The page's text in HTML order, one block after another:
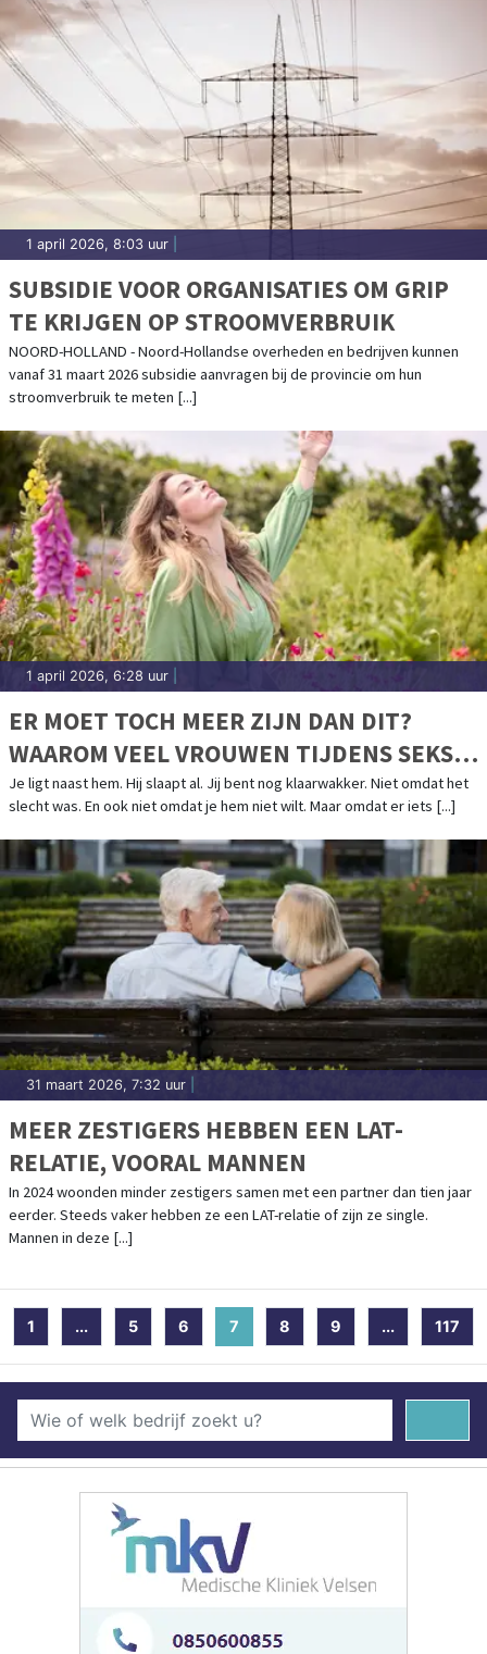
1 april 2026, 8:03 uur
SUBSIDIE VOOR ORGANISATIES OM GRIP
TE KRIJGEN OP STROOMVERBRUIK
NOORD-HOLLAND - Noord-Hollandse overheden en bedrijven kunnen
vanaf 31 maart 2026 subsidie aanvragen bij de provincie om hun
stroomverbruik te meten [...]
1 april 2026, 6:28 uur
ER MOET TOCH MEER ZIJN DAN DIT?
WAAROM VEEL VROUWEN TIJDENS SEKS
AFHAKEN
Je ligt naast hem. Hij slaapt al. Jij bent nog klaarwakker. Niet omdat het
slecht was. En ook niet omdat je hem niet wilt. Maar omdat er iets [...]
31 maart 2026, 7:32 uur
MEER ZESTIGERS HEBBEN EEN LAT-
RELATIE, VOORAL MANNEN
In 2024 woonden minder zestigers samen met een partner dan tien jaar
eerder. Steeds vaker hebben ze een LAT-relatie of zijn ze single.
Mannen in deze [...]
1 ... 5 6 7 (current)
8 9 ... 117